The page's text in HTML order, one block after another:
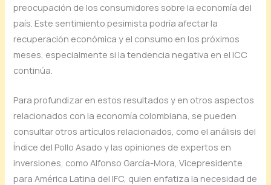
preocupación de los consumidores sobre la economía del
país. Este sentimiento pesimista podría afectar la
recuperación económica y el consumo en los próximos
meses, especialmente si la tendencia negativa en el ICC
continúa.
Para profundizar en estos resultados y en otros aspectos
relacionados con la economía colombiana, se pueden
consultar otros artículos relacionados, como el análisis del
Índice del Pollo Asado y las opiniones de expertos en
inversiones, como Alfonso García-Mora, Vicepresidente
para América Latina del IFC, quien enfatiza la necesidad de